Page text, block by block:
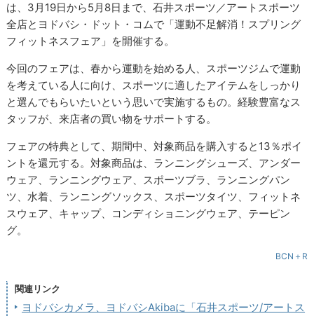
は、3月19日から5月8日まで、石井スポーツ／アートスポーツ
全店とヨドバシ・ドット・コムで「運動不足解消！スプリング
フィットネスフェア」を開催する。
今回のフェアは、春から運動を始める人、スポーツジムで運動
を考えている人に向け、スポーツに適したアイテムをしっかり
と選んでもらいたいという思いで実施するもの。経験豊富なス
タッフが、来店者の買い物をサポートする。
フェアの特典として、期間中、対象商品を購入すると13％ポイ
ントを還元する。対象商品は、ランニングシューズ、アンダー
ウェア、ランニングウェア、スポーツブラ、ランニングパン
ツ、水着、ランニングソックス、スポーツタイツ、フィットネ
スウェア、キャップ、コンディショニングウェア、テーピン
グ。
BCN＋R
関連リンク
ヨドバシカメラ、ヨドバシAkibaに「石井スポーツ/アートス